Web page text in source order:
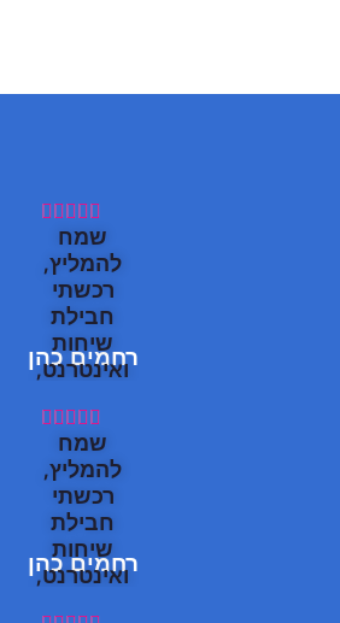





שמח
להמליץ,
רכשתי
חבילת
שיחות
ואינטרנט,
מעולה!
תודה
תוך כמה
דקות
הצלחתי
להתחבר,
רחמים כהן





שמח
להמליץ,
רכשתי
חבילת
שיחות
ואינטרנט,
רחמים כהן